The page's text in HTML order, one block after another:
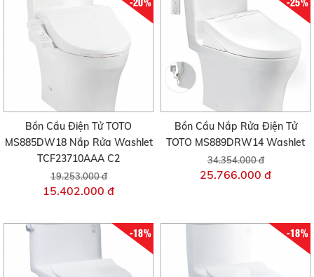
Bồn Cầu Điện Tử TOTO
MS885DW18 Nắp Rửa Washlet
TCF23710AAA C2
19.253.000 đ
15.402.000 đ
Bồn Cầu Nắp Rửa Điện Tử
TOTO MS889DRW14 Washlet
34.354.000 đ
25.766.000 đ
-18% -18%